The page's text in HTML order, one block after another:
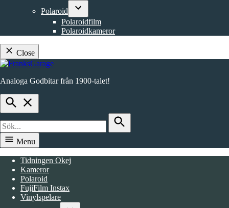
Polaroid
Open
dropdown
menu
Polaroidfilm
Polaroidkameror
Close
Skip
content
Analoga Godbitar från 1900-talet!
Open
Search
for:
Search
Menu
Tidningen Okej
Kameror
Polaroid
FujiFilm Instax
Vinylspelare